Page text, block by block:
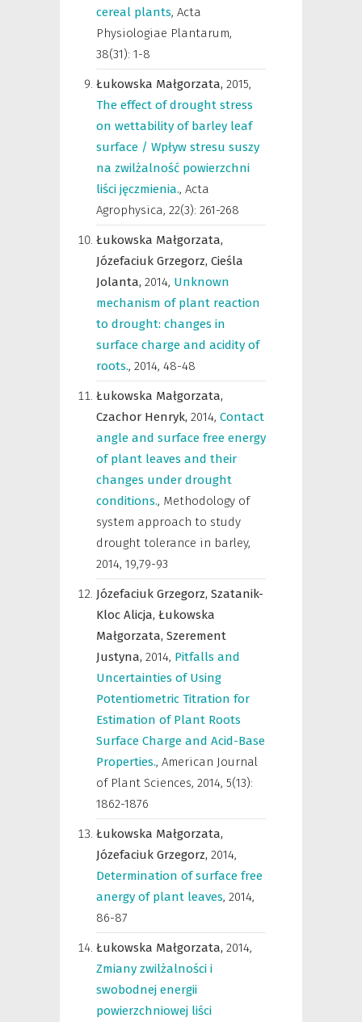
cereal plants, Acta
Physiologiae Plantarum,
38(31): 1-8
Łukowska Małgorzata, 2015,
The effect of drought stress
on wettability of barley leaf
surface / Wpływ stresu suszy
na zwilżalność powierzchni
liści jęczmienia., Acta
Agrophysica, 22(3): 261-268
Łukowska Małgorzata,
Józefaciuk Grzegorz, Cieśla
Jolanta, 2014, Unknown
mechanism of plant reaction
to drought: changes in
surface charge and acidity of
roots., 2014, 48-48
Łukowska Małgorzata,
Czachor Henryk, 2014, Contact
angle and surface free energy
of plant leaves and their
changes under drought
conditions., Methodology of
system approach to study
drought tolerance in barley,
2014, 19,79-93
Józefaciuk Grzegorz, Szatanik-
Kloc Alicja, Łukowska
Małgorzata, Szerement
Justyna, 2014, Pitfalls and
Uncertainties of Using
Potentiometric Titration for
Estimation of Plant Roots
Surface Charge and Acid-Base
Properties., American Journal
of Plant Sciences, 2014, 5(13):
1862-1876
Łukowska Małgorzata,
Józefaciuk Grzegorz, 2014,
Determination of surface free
anergy of plant leaves, 2014,
86-87
Łukowska Małgorzata, 2014,
Zmiany zwilżalności i
swobodnej energii
powierzchniowej liści